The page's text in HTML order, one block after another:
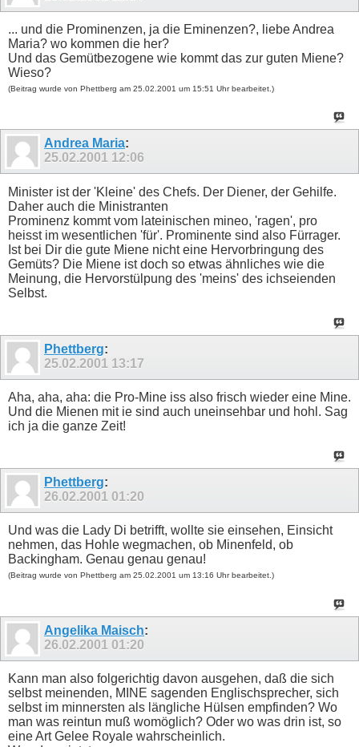
... und die Prominenzen, ja die Eminenzen?, liebe Andrea
Maria? wo kommen die her?
Und das Gemütbezogene wie kommt das zur guten Miene?
Wieso?
(Beitrag wurde von Phettberg am 25.02.2001 um 15:51 Uhr bearbeitet.)
Andrea Maria:
25.02.2001 12:06
Minister ist der 'Kleine' des Chefs. Der Diener, der Gehilfe.
Daher auch die Ministranten
Prominenz kommt vom lateinischen mineo, 'ragen', pro
heisst im wesentlichen 'für'. Prominente sind also Fürrager.
Ist bei Dir die gute Miene nicht eine Hervorbringung des
Gemüts? Die Miene ist doch so etwas ähnliches wie die
Meinung, die Hervorstülpung des 'meins' des ichseienden
Selbst.
Phettberg:
25.02.2001 13:17
Aha, aha, aha: die Pro-Mine iss also frisch wieder eine Mine.
Und die Mienen mit ie sind auch uneinsehbar und hohl. Sag
ich ja die ganze Zeit!
Phettberg:
26.02.2001 01:20
Und was die Lady Di betrifft, wollte sie einsehen, Einsicht
nehmen, das Hohle wegmachen, ob Minenfeld, ob
Backingham. Genau genau genau!
(Beitrag wurde von Phettberg am 25.02.2001 um 13:16 Uhr bearbeitet.)
Angelika Maisch:
26.02.2001 01:20
Kann man also folgerichtig davon ausgehen, daß die sich
selbst meinenden, MINE sagenden Englischsprecher, sich
selbst im minnersten als längliche Hülsen empfinden? Wo
man was reintun muß womöglich? Oder wo was drin ist, so
eine Art Gelee Royale wahrscheinlich.